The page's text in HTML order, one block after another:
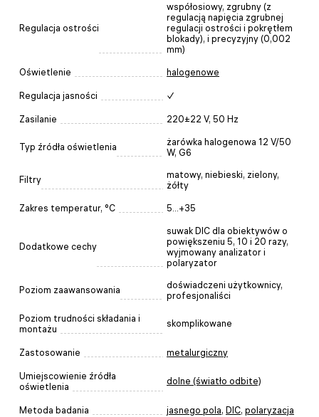
Regulacja ostrości
współosiowy, zgrubny (z
regulacją napięcia zgrubnej
regulacji ostrości i pokrętłem
blokady), i precyzyjny (0,002
mm)
Oświetlenie halogenowe
Regulacja jasności ✓
Zasilanie 220±22 V, 50 Hz
Typ źródła oświetlenia
żarówka halogenowa 12 V/50
W, G6
Filtry
matowy, niebieski, zielony,
żółty
Zakres temperatur, °C 5...+35
Dodatkowe cechy
suwak DIC dla obiektywów o
powiększeniu 5, 10 i 20 razy,
wyjmowany analizator i
polaryzator
Poziom zaawansowania
doświadczeni użytkownicy,
profesjonaliści
Poziom trudności składania i
montażu
skomplikowane
Zastosowanie metalurgiczny
Umiejscowienie źródła
oświetlenia
dolne (światło odbite)
Metoda badania jasnego pola, DIC, polaryzacja